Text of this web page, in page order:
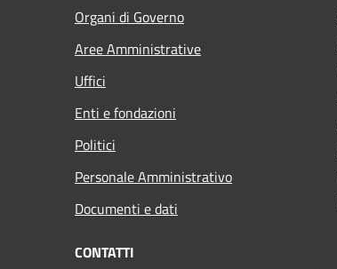
Organi di Governo
Aree Amministrative
Uffici
Enti e fondazioni
Politici
Personale Amministrativo
Documenti e dati
CONTATTI